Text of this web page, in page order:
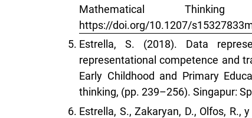
Mathematical
https://doi.org/10.1207/
Estrella, S. (2018). Data
representational competence and
Early Childhood and Primary
thinking, (pp. 239–256). Singapur:
Estrella, S., Zakaryan, D., Olfos,